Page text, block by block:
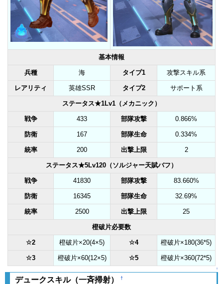
基本情報
兵種 海 タイプ1 攻撃スキル系
レアリティ 英雄SSR タイプ2 サポート系
ステータス★1Lv1（メカニック）
戦争 433 部隊攻撃 0.866%
防衛 167 部隊生命 0.334%
統率 200 出撃上限 2
ステータス★5Lv120（ソルジャー天賦バフ）
戦争 41830 部隊攻撃 83.660%
防衛 16345 部隊生命 32.69%
統率 2500 出撃上限 25
橙破片必要数
☆2 橙破片×20(4×5) ☆4 橙破片×180(36*5)
☆3 橙破片×60(12×5) ☆5 橙破片×360(72*5)
↑
デュークスキル（一斉掃射） †